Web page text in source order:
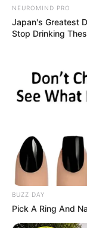
Tanggal Lahir:
26 April 1993
33 Tahun
Paige Spiranac
profesional yang
videonya trick-shot
NEUROMIND PRO
Japan's Greatest
Stop Drinking
BUZZ DAY
Pick A Ring And